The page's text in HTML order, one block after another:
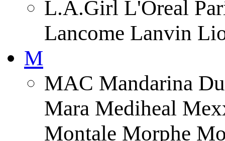
L.A.Girl L'Oreal
Lancome Lanvin
M
MAC Mandarina
Mara Mediheal
Montale Morphe